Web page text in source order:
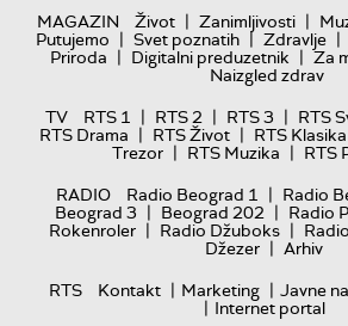
MAGAZIN
Život | Zanimljivosti |
Putujemo | Svet poznatih | Zdravlje |
Priroda | Digitalni preduzetnik | Za
Naizgled zdrav
TV
RTS 1 | RTS 2 | RTS 3 | RTS
RTS Drama | RTS Život | RTS Klasika
Trezor | RTS Muzika | RTS
RADIO
Radio Beograd 1 | Radio
Beograd 3 | Beograd 202 | Radio
Rokenroler | Radio Džuboks |
Džezer | Arhiv
RTS
Kontakt | Marketing | Javne
| Internet portal